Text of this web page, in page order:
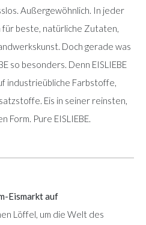
Außergewöhnlich. In jeder
für beste, natürliche Zutaten,
Doch gerade was
so besonders. Denn EISLIEBE
industrieübliche Farbstoffe,
Eis in seiner reinsten,
Form. Pure EISLIEBE.
Eismarkt auf
Löffel, um die Welt des